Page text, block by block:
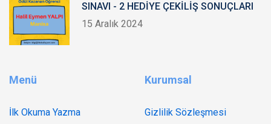
SINAVI - 2 HEDİYE ÇEKİLİŞ SONUÇLARI
15 Aralık 2024
Menü
İlk Okuma Yazma
Kurumsal
Gizlilik Sözleşmesi